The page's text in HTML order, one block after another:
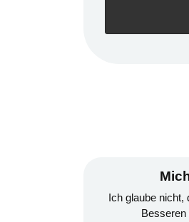
glaube nicht, dass es in der Nähe einen
Besseren gibt. Ob Kauf, oder